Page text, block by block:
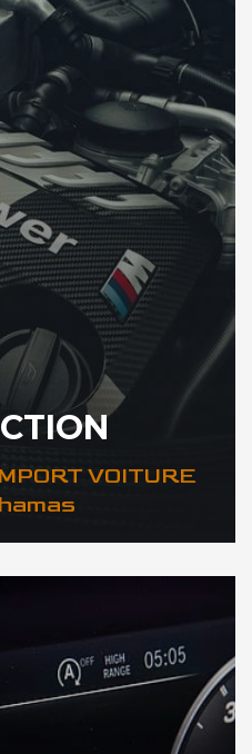
VOITURE
AUTO au Bahamas